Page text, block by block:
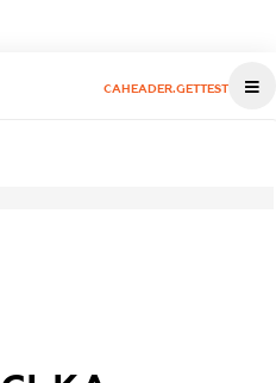
CAHEADER.GETTEST